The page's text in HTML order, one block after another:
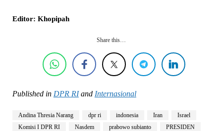
Editor: Khopipah
Share this…
Published in DPR RIand Internasional
Andina Thresia Narang dpr ri indonesia Iran
Israel
Komisi I DPR RI
Nasdem prabowo subianto
PRESIDEN